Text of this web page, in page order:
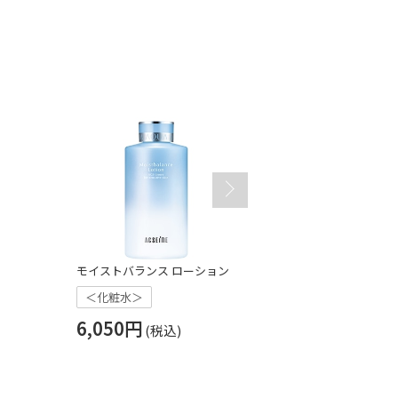
モイストバランス ローション
＜化粧水＞
6,050円